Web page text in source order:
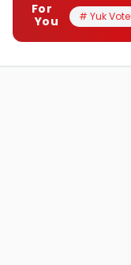
For
You
# Yuk Vote